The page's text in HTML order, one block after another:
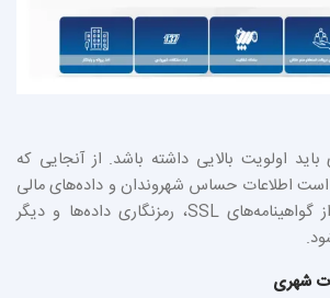
اولویت بالایی داشته باشد. از آنجایی که
اطلاعات حساس شهروندان و داده‌های مالی
را پردازش کند، باید از گواهینامه‌های SSL، رمزنگاری داده‌ها و دیگر
شهری